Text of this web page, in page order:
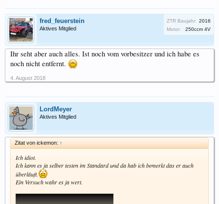
fred_feuerstein
Aktives Mitglied
ZTR Baujahr: 2016
Motor:
250ccm 4V
Ihr seht aber auch alles. Ist noch vom vorbesitzer und ich habe es
noch nicht entfernt.
4. August 2018
LordMeyer
Aktives Mitglied
Zitat von ickemon: ↑
Ich idiot.
Ich kann es ja selber testen im Standard und da hab ich bemerkt das er auch
überläuft.
Ein Versuch wahr es ja wert.